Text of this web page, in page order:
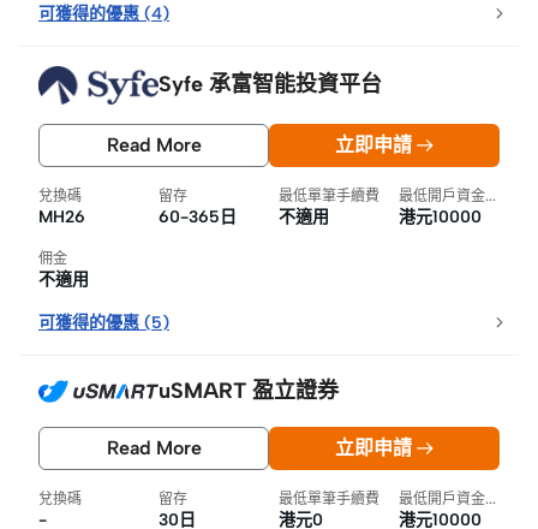
可獲得的優惠 (4)
Syfe 承富智能投資平台
Read More 立即申請
兌換碼
MH26
留存
60-365日
最低單筆手續費
不適用
最低開戶資金要求
港元10000
佣金
不適用
可獲得的優惠 (5)
uSMART 盈立證券
Read More 立即申請
兌換碼
-
留存
30日
最低單筆手續費
港元0
最低開戶資金要求
港元10000